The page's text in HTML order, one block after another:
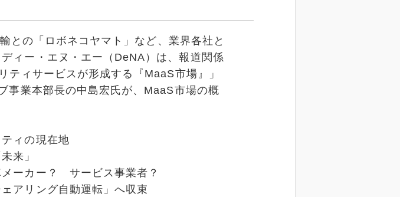
の「ロボネコヤマト」など、業界各社と
ィー・エヌ・エー（DeNA）は、報道関係
ィサービスが形成する『MaaS市場』」
事業本部長の中島宏氏が、MaaS市場の概
ィの現在地
来」
メーカー？ サービス事業者？
アリング自動運転」へ収束